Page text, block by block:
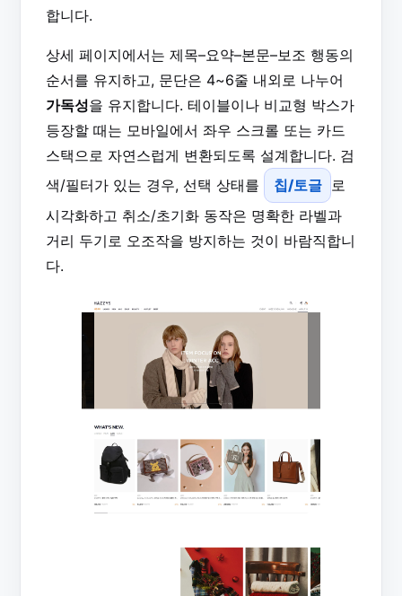
합니다.
상세 페이지에서는 제목–요약–본문–보조 행동의
순서를 유지하고, 문단은 4~6줄 내외로 나누어
가독성을 유지합니다. 테이블이나 비교형 박스가
등장할 때는 모바일에서 좌우 스크롤 또는 카드
스택으로 자연스럽게 변환되도록 설계합니다. 검
색/필터가 있는 경우, 선택 상태를
칩/토글 로
시각화하고 취소/초기화 동작은 명확한 라벨과
거리 두기로 오조작을 방지하는 것이 바람직합니
다.